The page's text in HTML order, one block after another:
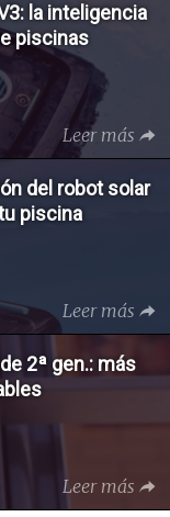
la inteligencia
piscinas
Leer más
del robot solar
piscina
Leer más
2ª gen.: más
Leer más